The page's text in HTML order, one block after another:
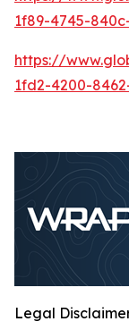
1f89-4745-
https://
1fd2-4200-
Legal